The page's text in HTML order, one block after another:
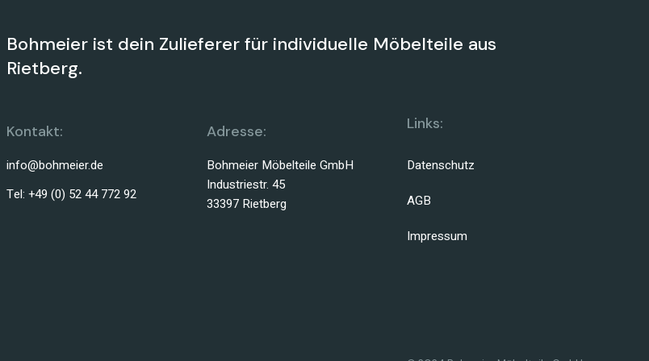
Bohmeier ist dein Zulieferer für individuelle Möbelteile aus
Rietberg.
Kontakt:
info@bohmeier.de
Tel: +49 (0) 52 44 772 92
Adresse:
Bohmeier Möbelteile GmbH
Industriestr. 45
33397 Rietberg
Links:
Datenschutz
AGB
Impressum